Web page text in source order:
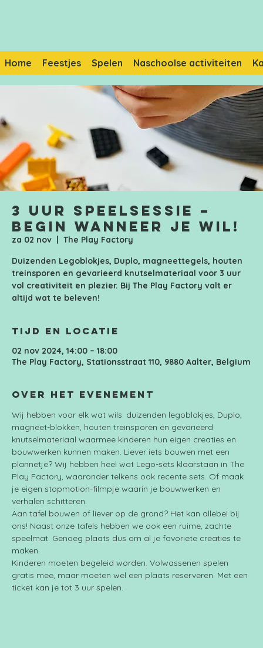
Home Feestjes Spelen Naschoolse activiteiten
3 uur speelsessie –
Begin wanneer je wil!
za 02 nov
  |
The Play Factory
Duizenden Legoblokjes, Duplo, magneettegels, houten
treinsporen en gevarieerd knutselmateriaal voor 3 uur
vol creativiteit en plezier. Bij The Play Factory valt er
altijd wat te beleven!
Tijd en locatie
02 nov 2024, 14:00 – 18:00
The Play Factory, Stationsstraat 110, 9880 Aalter, Belgium
Over het evenement
Wij hebben voor elk wat wils: duizenden legoblokjes, Duplo,
magneet-blokken, houten treinsporen en gevarieerd
knutselmateriaal waarmee kinderen hun eigen creaties en
bouwwerken kunnen maken. Liever iets bouwen met een
plannetje? Wij hebben heel wat Lego-sets klaarstaan in The
Play Factory, waaronder telkens ook recente sets. Of maak
je eigen stopmotion-filmpje waarin je bouwwerken en
verhalen schitteren.
Aan tafel bouwen of liever op de grond? Het kan allebei bij
ons! Naast onze tafels hebben we ook een ruime, zachte
speelmat. Genoeg plaats dus om al je favoriete creaties te
maken.
Kinderen moeten begeleid worden. Volwassenen spelen
gratis mee, maar moeten wel een plaats reserveren. Met een
ticket kan je tot 3 uur spelen.